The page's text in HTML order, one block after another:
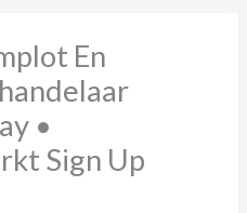
En
•
Sign Up